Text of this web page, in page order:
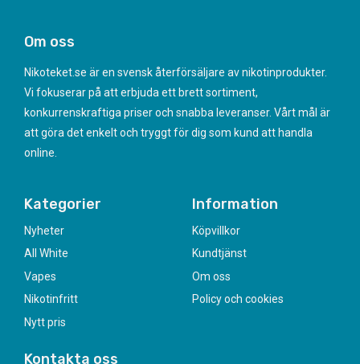
Om oss
Nikoteket.se är en svensk återförsäljare av nikotinprodukter.
Vi fokuserar på att erbjuda ett brett sortiment,
konkurrenskraftiga priser och snabba leveranser. Vårt mål är
att göra det enkelt och tryggt för dig som kund att handla
online.
Kategorier
Nyheter
All White
Vapes
Nikotinfritt
Nytt pris
Information
Köpvillkor
Kundtjänst
Om oss
Policy och cookies
Kontakta oss